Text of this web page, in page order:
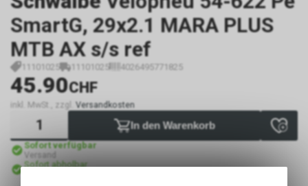
SmartG, 29x2.1 MARA PLUS
MTB AX s/s ref
11101025 11101025 4026495771825
45.90CHF
inkl. MwSt., zzgl. Versandkosten
In den Warenkorb
Sofort verfügbar
Versand
Sofort abholbar